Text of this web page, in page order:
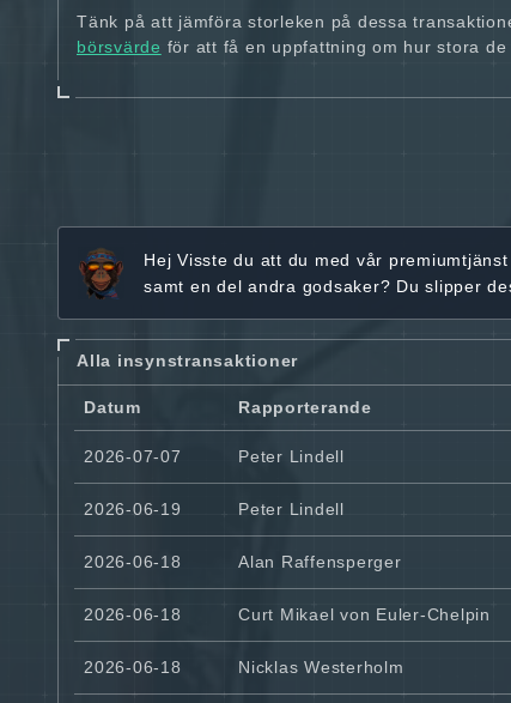
Tänk på att jämföra storleken på dessa
börsvärde för att få en uppfattning om hur stora de
Hej Visste du att du med vår
samt en del andra godsaker? Du slipper
Alla insynstransaktioner
Datum Rapporterande
2026-07-07 Peter Lindell
2026-06-19 Peter Lindell
2026-06-18 Alan Raffensperger
2026-06-18 Curt Mikael von Euler-Chelpin
2026-06-18 Nicklas Westerholm